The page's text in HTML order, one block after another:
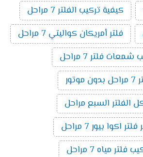
كيفية تركيب الفلتر 7 مراحل
فلتر أمريكان كواليتي 7 مراحل
فلتر 7 مراحل
الفلتر السبع مراحل
اكوا بيور 7 مراحل
فلتر مياه 7 مراحل